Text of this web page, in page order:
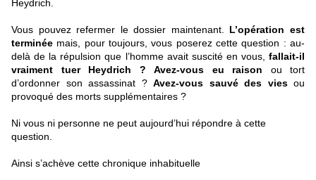
Heydrich.
Vous pouvez refermer le dossier maintenant. L’opération est
terminée mais, pour toujours, vous poserez cette question : au-
delà de la répulsion que l’homme avait suscité en vous, fallait-il
vraiment tuer Heydrich ?
Avez-vous eu raison ou tort
d’ordonner son assassinat ? Avez-vous sauvé des viesou
provoqué des morts supplémentaires ?
Ni vous ni personne ne peut aujourd’hui répondre à cette
question.
Ainsi s’achève cette chronique inhabituelle